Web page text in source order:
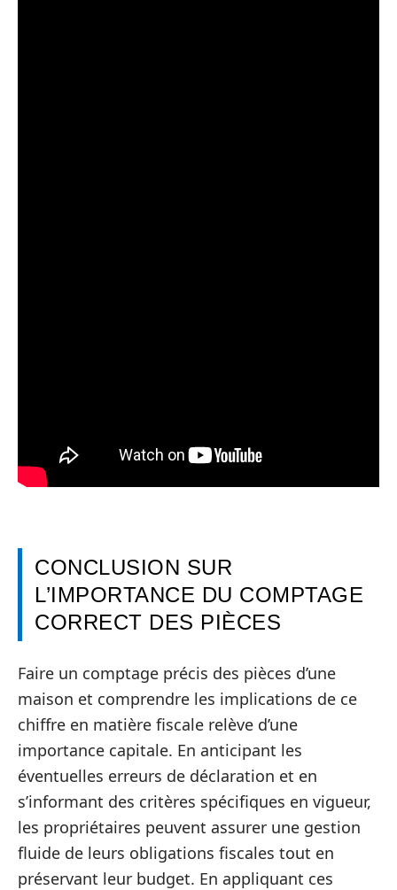
CONCLUSION SUR
L’IMPORTANCE DU COMPTAGE
CORRECT DES PIÈCES
Faire un comptage précis des pièces d’une
maison et comprendre les implications de ce
chiffre en matière fiscale relève d’une
importance capitale. En anticipant les
éventuelles erreurs de déclaration et en
s’informant des critères spécifiques en vigueur,
les propriétaires peuvent assurer une gestion
fluide de leurs obligations fiscales tout en
préservant leur budget. En appliquant ces